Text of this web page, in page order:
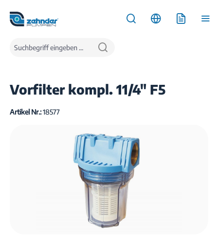
springen
Produkte
Wasserversorgung
Pumpen für Haus und Garten
Vorfilter kompl. 11/4" F5
Artikel Nr.:18577